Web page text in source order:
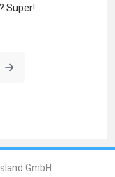
Super!
GmbH